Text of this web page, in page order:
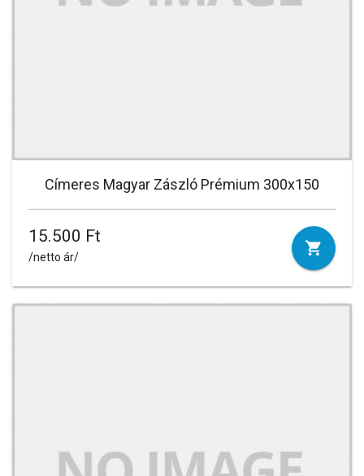
Címeres Magyar Zászló Prémium 300x150
15.500 Ft
/netto ár/